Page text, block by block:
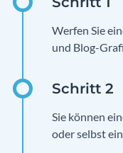
Werfen Sie
und Blog-
Sie können
oder selbst